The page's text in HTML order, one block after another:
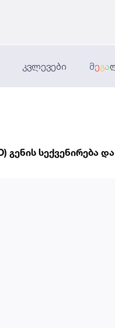
კვლევები მეგა
გენის